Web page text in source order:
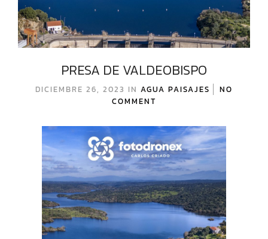
PRESA DE VALDEOBISPO
DICIEMBRE 26, 2023 IN AGUA PAISAJES
NO
COMMENT